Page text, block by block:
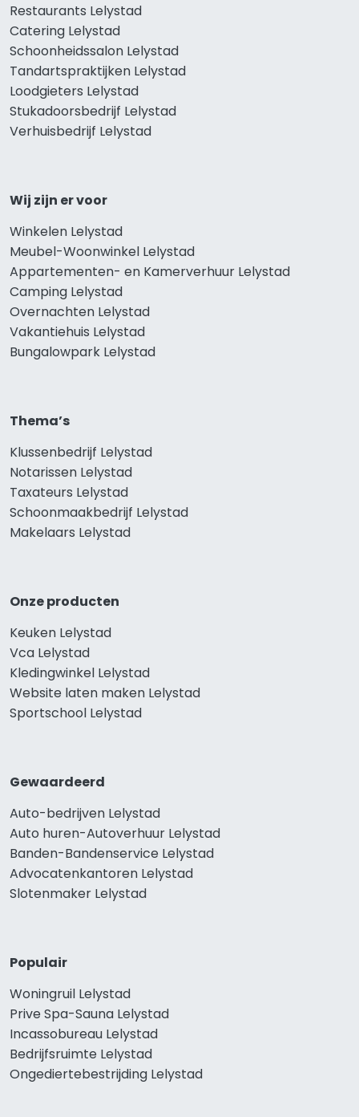
Restaurants Lelystad
Catering Lelystad
Schoonheidssalon Lelystad
Tandartspraktijken Lelystad
Loodgieters Lelystad
Stukadoorsbedrijf Lelystad
Verhuisbedrijf Lelystad
Wij zijn er voor
Winkelen Lelystad
Meubel-Woonwinkel Lelystad
Appartementen- en Kamerverhuur Lelystad
Camping Lelystad
Overnachten Lelystad
Vakantiehuis Lelystad
Bungalowpark Lelystad
Thema’s
Klussenbedrijf Lelystad
Notarissen Lelystad
Taxateurs Lelystad
Schoonmaakbedrijf Lelystad
Makelaars Lelystad
Onze producten
Keuken Lelystad
Vca Lelystad
Kledingwinkel Lelystad
Website laten maken Lelystad
Sportschool Lelystad
Gewaardeerd
Auto-bedrijven Lelystad
Auto huren-Autoverhuur Lelystad
Banden-Bandenservice Lelystad
Advocatenkantoren Lelystad
Slotenmaker Lelystad
Populair
Woningruil Lelystad
Prive Spa-Sauna Lelystad
Incassobureau Lelystad
Bedrijfsruimte Lelystad
Ongediertebestrijding Lelystad